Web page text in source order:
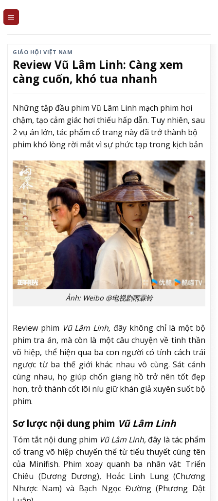
GIÁO HỘI VIỆT NAM
Review Vũ Lâm Linh: Càng xem
càng cuốn, khó tua nhanh
Những tập đầu phim Vũ Lâm Linh mạch phim hơi
chậm, tạo cảm giác hơi thiếu hấp dẫn. Tuy nhiên, sau
2 vụ án lớn, tác phẩm cổ trang này đã trở thành bộ
phim khó lòng rời mắt vì sự phức tạp trong kịch bản
Ảnh: Weibo @电视剧雨霖铃
Review phim Vũ Lâm Linh, đây không chỉ là một bộ
phim tra án, mà còn là một câu chuyện về tinh thần
võ hiệp, thể hiện qua ba con người có tính cách trái
ngược từ ba thế giới khác nhau vô cùng. Sát cánh
cùng nhau, họ giúp chốn giang hồ trở nên tốt đẹp
hơn, trở thành cốt lõi níu giữ khán giả xuyên suốt bộ
phim.
Sơ lược nội dung phim Vũ Lâm Linh
Tóm tắt nội dung phim Vũ Lâm Linh, đây là tác phẩm
cổ trang võ hiệp chuyển thể từ tiểu thuyết cùng tên
của Minifish. Phim xoay quanh ba nhân vật: Triển
Chiêu (Dương Dương), Hoắc Linh Lung (Chương
Nhược Nam) và Bạch Ngọc Đường (Phương Dật